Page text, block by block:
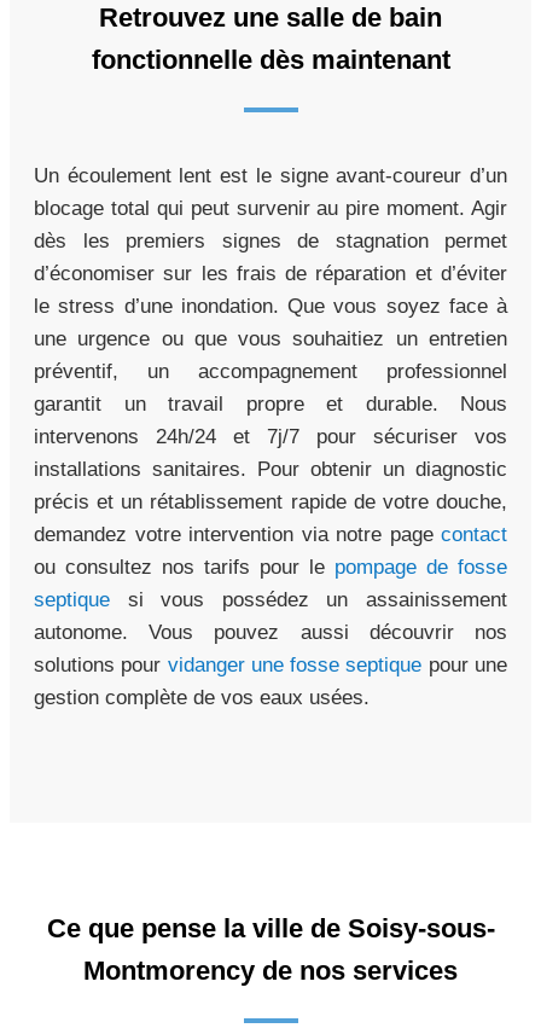
Retrouvez une salle de bain
fonctionnelle dès maintenant
Un écoulement lent est le signe avant-coureur d’un
blocage total qui peut survenir au pire moment. Agir
dès les premiers signes de stagnation permet
d’économiser sur les frais de réparation et d’éviter
le stress d’une inondation. Que vous soyez face à
une urgence ou que vous souhaitiez un entretien
préventif, un accompagnement professionnel
garantit un travail propre et durable. Nous
intervenons 24h/24 et 7j/7 pour sécuriser vos
installations sanitaires. Pour obtenir un diagnostic
précis et un rétablissement rapide de votre douche,
demandez votre intervention via notre page contact
ou consultez nos tarifs pour le pompage de fosse
septique si vous possédez un assainissement
autonome. Vous pouvez aussi découvrir nos
solutions pour vidanger une fosse septique pour une
gestion complète de vos eaux usées.
Ce que pense la ville de Soisy-sous-
Montmorency de nos services